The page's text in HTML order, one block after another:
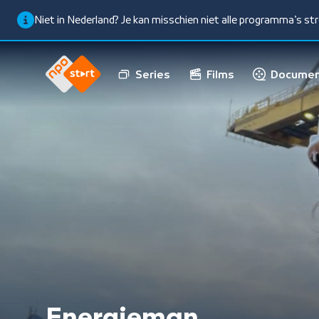
Niet in Nederland? Je kan misschien niet alle programma’s
Series Films